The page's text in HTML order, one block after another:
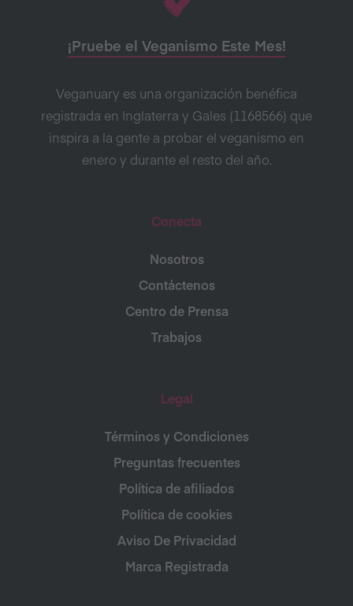
¡Pruebe el Veganismo Este Mes!
Veganuary es una organización benéfica
registrada en Inglaterra y Gales (1168566) que
inspira a la gente a probar el veganismo en
enero y durante el resto del año.
Conecta
Nosotros
Contáctenos
Centro de Prensa
Trabajos
Legal
Términos y Condiciones
Preguntas frecuentes
Política de afiliados
Política de cookies
Aviso De Privacidad
Marca Registrada